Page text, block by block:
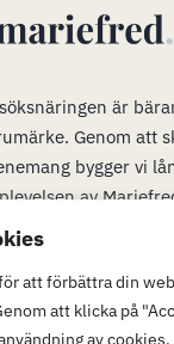
att förbättra din
att klicka på
av cookies.
är
. Genom att
bygger vi
av
vill bo, verka och
När många är i
på att